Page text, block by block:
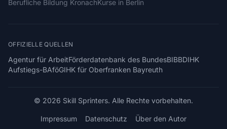
Berufliche Bildung KronachKurse in Berlin
OFFIZIELLE QUELLEN
Agentur für ArbeitFörderdatenbank des BundesBIBBDIHK
Aufstiegs-BAföGIHK für Oberfranken Bayreuth
© 2026 Skill Sprinters. Alle Rechte vorbehalten.
Impressum Datenschutz Über den Autor